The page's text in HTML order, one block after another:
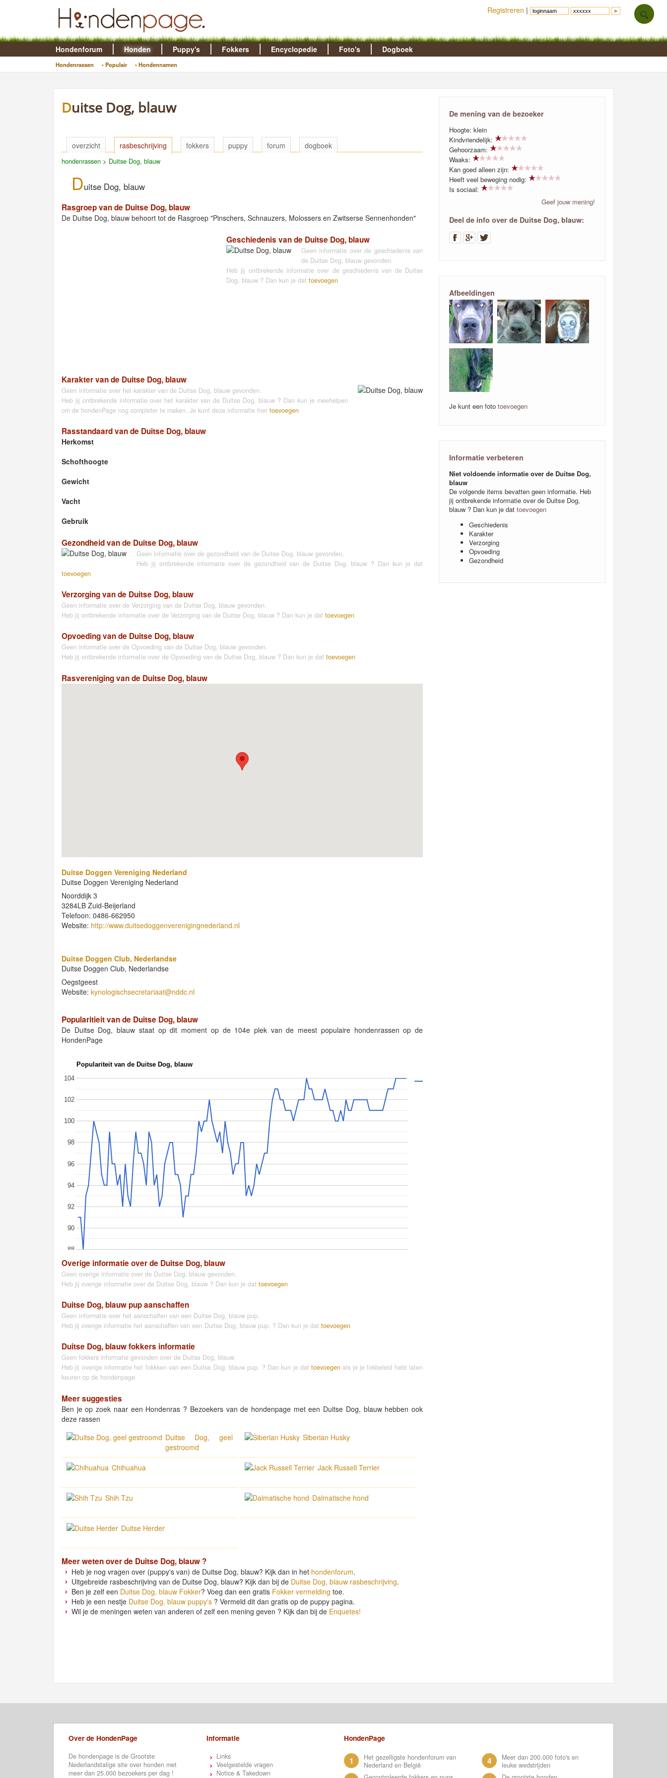
Hondenforum Honden
Hondenrassen • Populair • Hondennamen
Puppy's Fokkers Encyclopedie Foto's Dogboek
Duitse Dog, blauw
overzicht rasbeschrijving fokkers puppy forum dogboek
hondenrassen > Duitse Dog, blauw
Duitse Dog, blauw
Rasgroep van de Duitse Dog, blauw
De Duitse Dog, blauw behoort tot de Rasgroep "Pinschers, Schnauzers, Molossers en Zwitserse Sennenhonden"
Geschiedenis van de Duitse Dog, blauw
Geen informatie over de geschiedenis van
de Duitse Dog, blauw gevonden.
Heb jij ontbrekende informatie over de geschiedenis van de Duitse
Dog, blauw ? Dan kun je dat toevoegen
Karakter van de Duitse Dog, blauw
Geen informatie over het karakter van de Duitse Dog, blauw gevonden.
Heb jij ontbrekende informatie over het karakter van de Duitse Dog, blauw ? Dan kun je meehelpen
om de hondenPage nog completer te maken. Je kunt deze informatie hier toevoegen
Rasstandaard van de Duitse Dog, blauw
Herkomst
Schofthoogte
Gewicht
Vacht
Gebruik
Gezondheid van de Duitse Dog, blauw
Geen informatie over de gezondheid van de Duitse Dog, blauw gevonden.
Heb jij ontbrekende informatie over de gezondheid van de Duitse Dog, blauw ? Dan kun je dat
toevoegen
Verzorging van de Duitse Dog, blauw
Geen informatie over de Verzorging van de Duitse Dog, blauw gevonden.
Heb jij ontbrekende informatie over de Verzorging van de Duitse Dog, blauw ? Dan kun je dat toevoegen
Opvoeding van de Duitse Dog, blauw
Geen informatie over de Opvoeding van de Duitse Dog, blauw gevonden.
Heb jij ontbrekende informatie over de Opvoeding van de Duitse Dog, blauw ? Dan kun je dat toevoegen
Rasvereniging van de Duitse Dog, blauw
Duitse Doggen Vereniging Nederland
Duitse Doggen Vereniging Nederland
Noorddijk 3
3284LB Zuid-Beijerland
Telefoon: 0486-662950
Website: http://www.duitsedoggenverenigingnederland.nl
Duitse Doggen Club, Nederlandse
Duitse Doggen Club, Nederlandse
Oegstgeest
Website: kynologischsecretariaat@nddc.nl
Popularitieit van de Duitse Dog, blauw
De Duitse Dog, blauw staat op dit moment op de 104e plek van de meest populaire hondenrassen op de
HondenPage
Populariteit van de Duitse Dog, blauw
88
90
92
94
96
98
100
102
104
Overige informatie over de Duitse Dog, blauw
Geen overige informatie over de Duitse Dog, blauw gevonden.
Heb jij overige informatie over de Duitse Dog, blauw ? Dan kun je dat toevoegen
Duitse Dog, blauw pup aanschaffen
Geen informatie over het aanschaffen van een Duitse Dog, blauw pup.
Heb jij overige informatie het aanschaffen van een Duitse Dog, blauw pup. ? Dan kun je dat toevoegen
Duitse Dog, blauw fokkers informatie
Geen fokkers informatie gevonden over de Duitse Dog, blauw.
Heb jij overige informatie het fokkken van een Duitse Dog, blauw pup. ? Dan kun je dattoevoegen als je je fokbeleid hebt laten
keuren op de hondenpage.
Meer suggesties
Ben je op zoek naar een Hondenras ? Bezoekers van de hondenpage met een Duitse Dog, blauw hebben ook
deze rassen
Duitse Dog, geel
gestroomd
Siberian Husky
Chihuahua Jack Russell Terrier
Shih Tzu Dalmatische hond
Duitse Herder
Meer weten over de Duitse Dog, blauw ?
Heb je nog vragen over (puppy's van) de Duitse Dog, blauw? Kijk dan in het hondenforum.
Uitgebreide rasbeschrijving van de Duitse Dog, blauw? Kijk dan bij de Duitse Dog, blauw rasbeschrijving.
Ben je zelf een Duitse Dog, blauw Fokker? Voeg dan een gratis Fokker vermelding toe.
Heb je een nestje Duitse Dog, blauw puppy's ? Vermeld dit dan gratis op de puppy pagina.
Wil je de meningen weten van anderen of zelf een mening geven ? Kijk dan bij de Enquetes!
De mening van de bezoeker
Hoogte: klein
Kindvriendelijk:
Gehoorzaam:
Waaks:
Kan goed alleen zijn:
Heeft veel beweging nodig:
Is sociaal:
Geef jouw mening!
Deel de info over de Duitse Dog, blauw:
Afbeeldingen
Je kunt een foto toevoegen
Informatie verbeteren
Niet voldoende informatie over de Duitse Dog,
blauw
De volgende items bevatten geen informatie. Heb
jij ontbrekende informatie over de Duitse Dog,
blauw ? Dan kun je dat toevoegen
Geschiedenis
Karakter
Verzorging
Opvoeding
Gezondheid
Registreren |
Over de HondenPage
De hondenpage is de Grootste
Nederlandstalige site over honden met
meer dan 25.000 bezoekers per dag !
Informatie
Links
Veelgestelde vragen
Notice & Takedown
HondenPage
1
Het gezelligste hondenforum van
Nederland en België
4
Meer dan 200.000 foto's en
leuke wedstrijden